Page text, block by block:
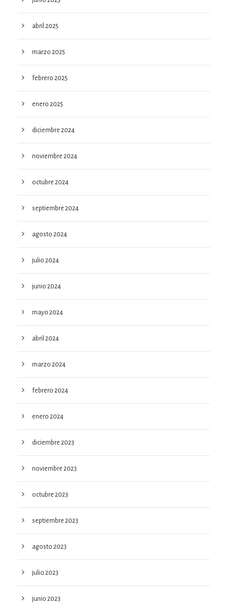
abril 2025
marzo 2025
febrero 2025
enero 2025
diciembre 2024
noviembre 2024
octubre 2024
septiembre 2024
agosto 2024
julio 2024
junio 2024
mayo 2024
abril 2024
marzo 2024
febrero 2024
enero 2024
diciembre 2023
noviembre 2023
octubre 2023
septiembre 2023
agosto 2023
julio 2023
junio 2023